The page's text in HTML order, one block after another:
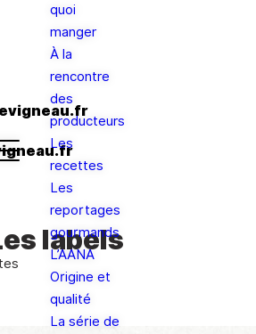
barre
barre
quoi
manger
À la
rencontre
des
producteurs
Les
recettes
Les
reportages
gourmands
L’AANA
Origine et
qualité
La série de
labels